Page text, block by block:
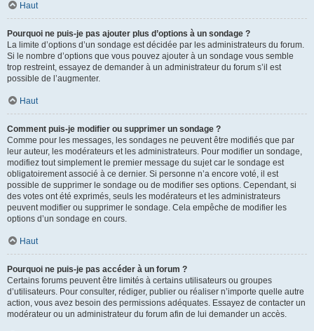
Haut
Pourquoi ne puis-je pas ajouter plus d’options à un sondage ?
La limite d’options d’un sondage est décidée par les administrateurs du forum.
Si le nombre d’options que vous pouvez ajouter à un sondage vous semble
trop restreint, essayez de demander à un administrateur du forum s’il est
possible de l’augmenter.
Haut
Comment puis-je modifier ou supprimer un sondage ?
Comme pour les messages, les sondages ne peuvent être modifiés que par
leur auteur, les modérateurs et les administrateurs. Pour modifier un sondage,
modifiez tout simplement le premier message du sujet car le sondage est
obligatoirement associé à ce dernier. Si personne n’a encore voté, il est
possible de supprimer le sondage ou de modifier ses options. Cependant, si
des votes ont été exprimés, seuls les modérateurs et les administrateurs
peuvent modifier ou supprimer le sondage. Cela empêche de modifier les
options d’un sondage en cours.
Haut
Pourquoi ne puis-je pas accéder à un forum ?
Certains forums peuvent être limités à certains utilisateurs ou groupes
d’utilisateurs. Pour consulter, rédiger, publier ou réaliser n’importe quelle autre
action, vous avez besoin des permissions adéquates. Essayez de contacter un
modérateur ou un administrateur du forum afin de lui demander un accès.